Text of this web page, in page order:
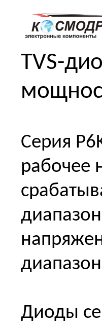
TVS-
Серия
рабочее
Диоды